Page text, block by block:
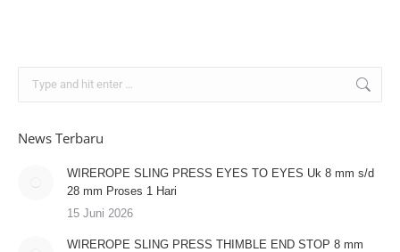
News Terbaru
WIREROPE SLING PRESS EYES TO EYES Uk 8 mm s/d
28 mm Proses 1 Hari
15 Juni 2026
WIREROPE SLING PRESS THIMBLE END STOP 8 mm